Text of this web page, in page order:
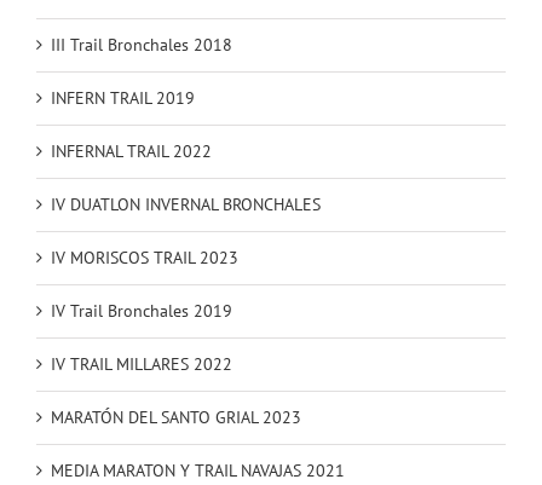
III Trail Bronchales 2018
INFERN TRAIL 2019
INFERNAL TRAIL 2022
IV DUATLON INVERNAL BRONCHALES
IV MORISCOS TRAIL 2023
IV Trail Bronchales 2019
IV TRAIL MILLARES 2022
MARATÓN DEL SANTO GRIAL 2023
MEDIA MARATON Y TRAIL NAVAJAS 2021